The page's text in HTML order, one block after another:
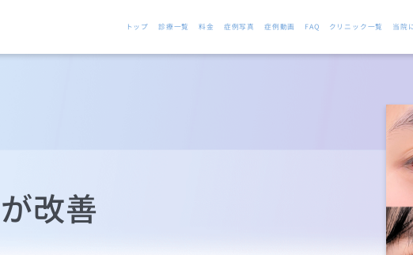
トップ 診療一覧 料金 症例写真 症例動画 FAQ クリニック一覧 当院
改善